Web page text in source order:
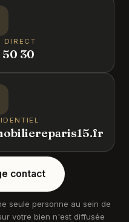
DIRECT
50 30
contact
seule personne au sein de
votre bien n'est diffusée